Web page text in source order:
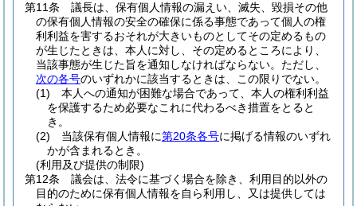
第11条
議長は、保有個人情報の漏えい、滅失、毀損その他
の保有個人情報の安全の確保に係る事態であって個人の権
利利益を害するおそれが大きいものとしてその定めるもの
が生じたときは、本人に対し、その定めるところにより、
当該事態が生じた旨を通知しなければならない。 ただし、
次の各号のいずれかに該当するときは、この限りでない。
(1)
本人への通知が困難な場合であって、本人の権利利益
を保護するため必要なこれに代わるべき措置をとると
き。
(2)
当該保有個人情報に第20条各号に掲げる情報のいずれ
かが含まれるとき。
(利用及び提供の制限)
第12条
議会は、法令に基づく場合を除き、利用目的以外の
目的のために保有個人情報を自ら利用し、又は提供しては